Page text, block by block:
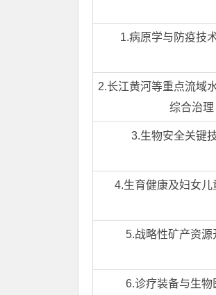
1.病原学与防疫技
2.长江黄河等重点流域
综合治理
3.生物安全关键
4.生育健康及妇女儿
5.战略性矿产资源
6.诊疗装备与生物